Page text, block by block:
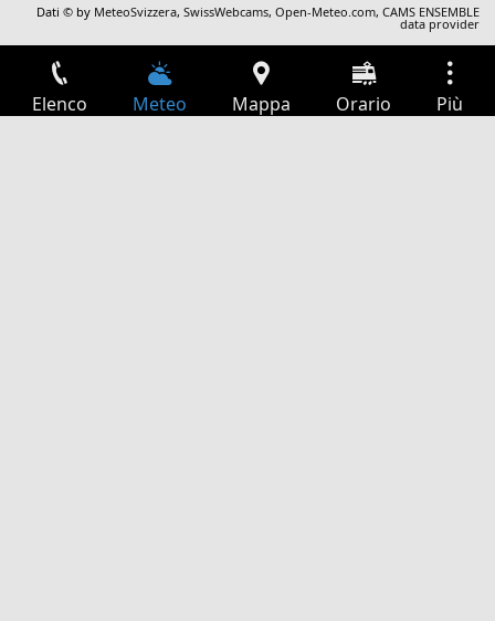
Dati © by MeteoSvizzera,SwissWebcams,Open-Meteo.com,CAMS ENSEMBLE
data provider
Elenco Meteo Mappa Orario Più